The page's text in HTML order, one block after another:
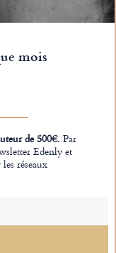
mois
de 500€.Par
Edenly et
réseaux